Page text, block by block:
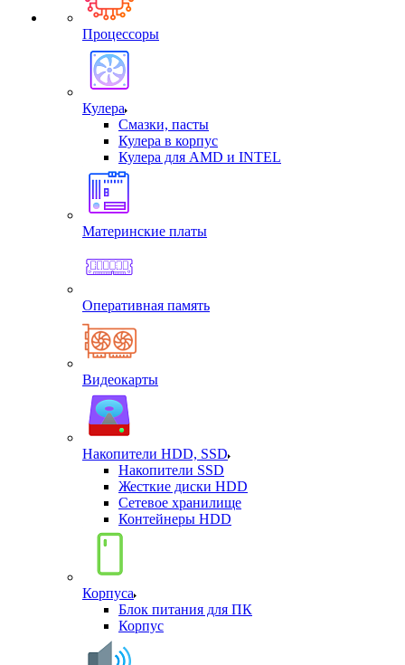
Процессоры
Кулера
Смазки, пасты
Кулера в корпус
Кулера для AMD и INTEL
Материнские платы
Оперативная память
Видеокарты
Накопители HDD, SSD
Накопители SSD
Жесткие диски HDD
Сетевое хранилище
Контейнеры HDD
Корпуса
Блок питания для ПК
Корпус